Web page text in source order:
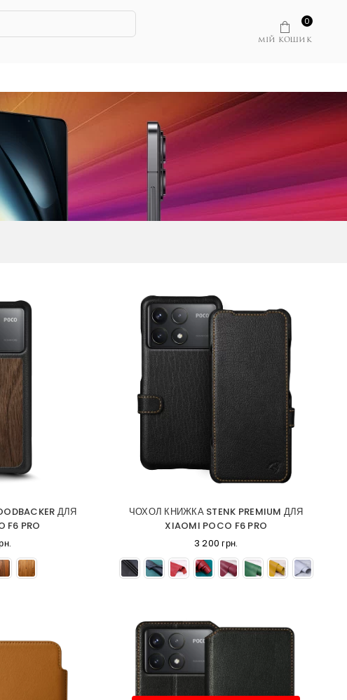
МІЙ КОШИК
0
ДЛЯ
F6 PRO
ЧОХОЛ КНИЖКА STENK PREMIUM ДЛЯ
XIAOMI POCO F6 PRO
3 200 грн.